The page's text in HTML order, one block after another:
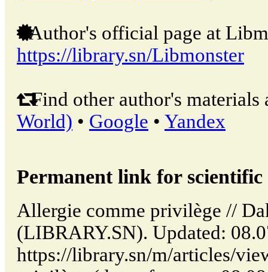
Author's official page at
https://library.sn/Libmonster
Find other author's materials
World) • Google • Yandex
Permanent link for
Allergie comme privilège //
(LIBRARY.SN). Updated:
https://library.sn/m/articles/